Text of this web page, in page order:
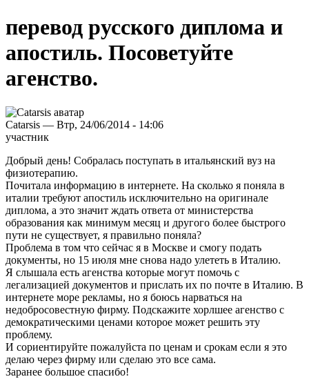
перевод русского диплома и
апостиль. Посоветуйте
агенство.
Catarsis — Втр, 24/06/2014 - 14:06
участник
Добрый день! Собралась поступать в итальянский вуз на
физиотерапию.
Почитала информацию в интернете. На сколько я поняла в
италии требуют апостиль исключительно на оригинале
диплома, а это значит ждать ответа от министерства
образования как минимум месяц и другого более быстрого
пути не существует, я правильно поняла?
Проблема в том что сейчас я в Москве и смогу подать
документы, но 15 июля мне снова надо улететь в Италию.
Я слышала есть агенства которые могут помочь с
легализацией документов и прислать их по почте в Италию. В
интернете море рекламы, но я боюсь нарваться на
недобросовестную фирму. Подскажите хорлшее агенство с
демократическими ценами которое может решить эту
проблему.
И сориентируйте пожалуйста по ценам и срокам если я это
делаю через фирму или сделаю это все сама.
Заранее большое спасибо!